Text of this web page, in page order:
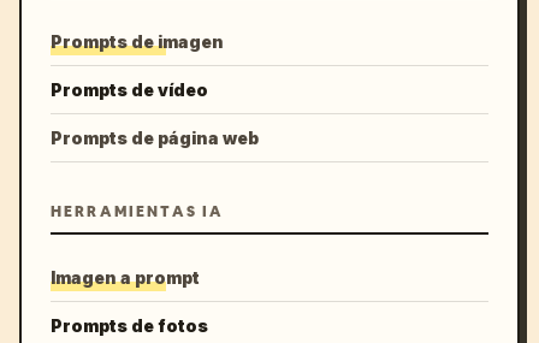
Prompts de imagen
Prompts de vídeo
Prompts de página web
HERRAMIENTAS IA
Imagen a prompt
Prompts de fotos